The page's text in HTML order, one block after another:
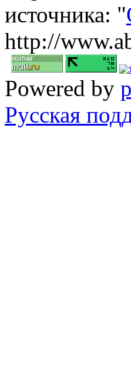
источника: "
http://
Powered by
Русская